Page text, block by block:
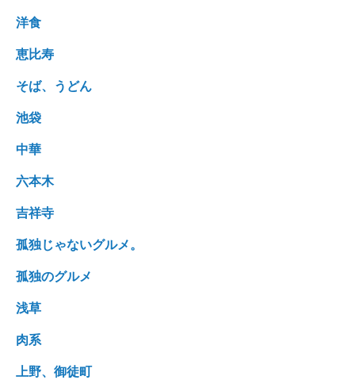
洋食
恵比寿
そば、うどん
池袋
中華
六本木
吉祥寺
孤独じゃないグルメ。
孤独のグルメ
浅草
肉系
上野、御徒町